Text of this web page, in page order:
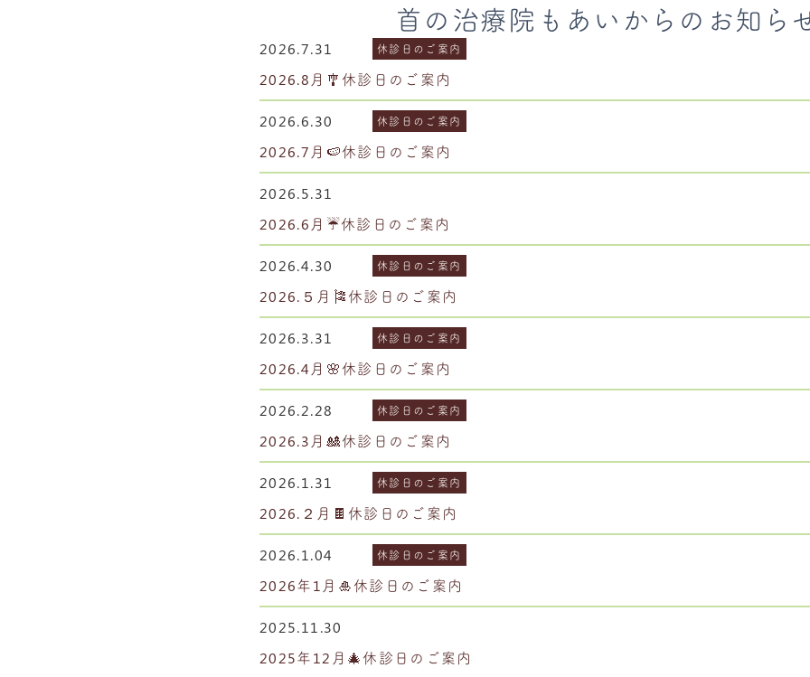
首の治療院もあいからのお知ら
2026.7.31 休診日のご案内
2026.8月🎐休診日のご案内
2026.6.30 休診日のご案内
2026.7月🍉休診日のご案内
2026.5.31
2026.6月☔休診日のご案内
2026.4.30 休診日のご案内
2026.５月🎏休診日のご案内
2026.3.31 休診日のご案内
2026.4月🌸休診日のご案内
2026.2.28 休診日のご案内
2026.3月🎎休診日のご案内
2026.1.31 休診日のご案内
2026.２月🍫休診日のご案内
2026.1.04 休診日のご案内
2026年1月🎍休診日のご案内
2025.11.30
2025年12月🎄休診日のご案内